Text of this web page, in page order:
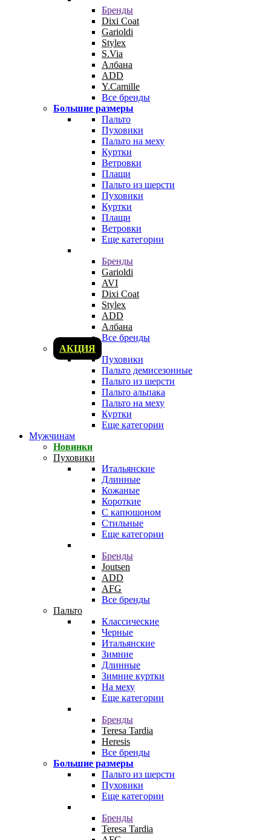
Бренды
Dixi Coat
Garioldi
Stylex
S.Via
Албана
ADD
Y.Camille
Все бренды
Большие размеры
Пальто
Пуховики
Пальто на меху
Куртки
Ветровки
Плащи
Пальто из шерсти
Пуховики
Куртки
Плащи
Ветровки
Еще категории
Бренды
Garioldi
AVI
Dixi Coat
Stylex
ADD
Албана
Все бренды
АКЦИЯ
Пуховики
Пальто демисезонные
Пальто из шерсти
Пальто альпака
Пальто на меху
Куртки
Еще категории
Мужчинам
Новинки
Пуховики
Итальянские
Длинные
Кожаные
Короткие
С капюшоном
Стильные
Еще категории
Бренды
Joutsen
ADD
AFG
Все бренды
Пальто
Классические
Черные
Итальянские
Зимние
Длинные
Зимние куртки
На меху
Еще категории
Бренды
Teresa Tardia
Heresis
Все бренды
Большие размеры
Пальто из шерсти
Пуховики
Еще категории
Бренды
Teresa Tardia